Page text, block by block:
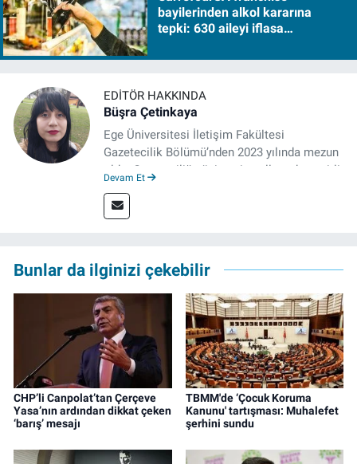
bayilerinden alkol kararına
tepki: 630 aileyi iflasa
EDITÖR HAKKINDA
Büşra Çetinkaya
Ege Üniversitesi İletişim Fakültesi
Gazetecilik Bölümü’nden 2023 yılında mezun
oldu. Gazeteciliğe üniversite yıllarında çeşitli
Meslek hayatına 2023'te İzmir'de başlayan
gazeteci, halen izgazete.net’te editör olarak
Devam Et
Bunlar da ilginizi çekebilir
CHP’li Canpolat’tan Çerçeve
Yasa’nın ardından dikkat çeken
‘barış’ mesajı
TBMM'de ‘Çocuk Koruma
Kanunu' tartışması: Muhalefet
şerhini sundu